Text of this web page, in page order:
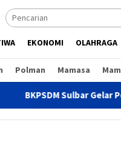
EKONOMI OLAHRAGA
Polman Mamasa
Sulbar Gelar